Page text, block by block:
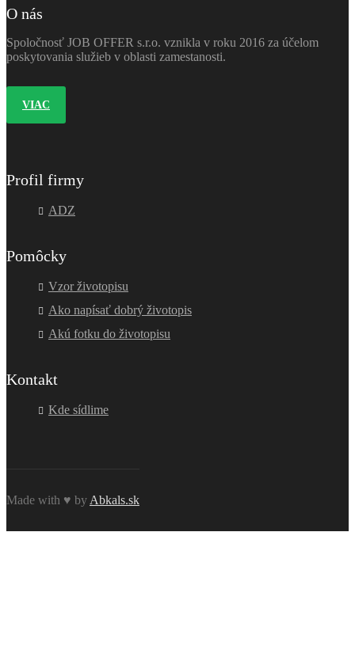
O nás
Spoločnosť JOB OFFER s.r.o. vznikla v roku 2016 za účelom
poskytovania služieb v oblasti zamestanosti.
VIAC
Profil firmy
ADZ
Pomôcky
Vzor životopisu
Ako napísať dobrý životopis
Akú fotku do životopisu
Kontakt
Kde sídlime
Made with ♥ by Abkals.sk